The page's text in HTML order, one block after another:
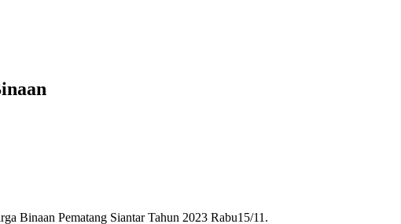
Binaan Pematang Siantar Tahun 2023 Rabu15/11.